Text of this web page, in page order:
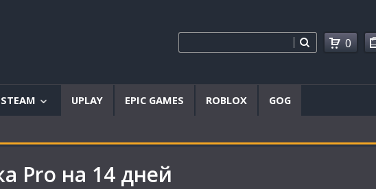
0
STEAM UPLAY EPIC GAMES ROBLOX GOG
Pro на 14 дней